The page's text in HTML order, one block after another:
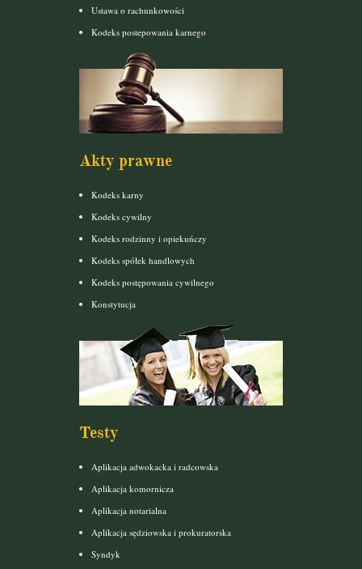
Ustawa o rachunkowości
Kodeks postepowania karnego
Akty prawne
Kodeks karny
Kodeks cywilny
Kodeks rodzinny i opiekuńczy
Kodeks spółek handlowych
Kodeks postępowania cywilnego
Konstytucja
Testy
Aplikacja adwokacka i radcowska
Aplikacja komornicza
Aplikacja notarialna
Aplikacja sędziowska i prokuratorska
Syndyk